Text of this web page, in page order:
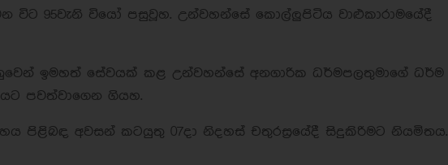
විට 95වැනි වියෝ පසුවූහ. උන්වහන්සේ කොල්ලුපිටිය වාළුකාරාමයේදී
ඉමහත් සේවයක් කළ උන්වහන්සේ අනගාරික ධර්මපලතුමාගේ ධර්ම
පවත්වාගෙන ගියහ.
පිළිබඳ අවසන් කටයුතු 07දා නිදහස් චතුරස්‍රයේදී සිදුකිරිමට නියමිතය.